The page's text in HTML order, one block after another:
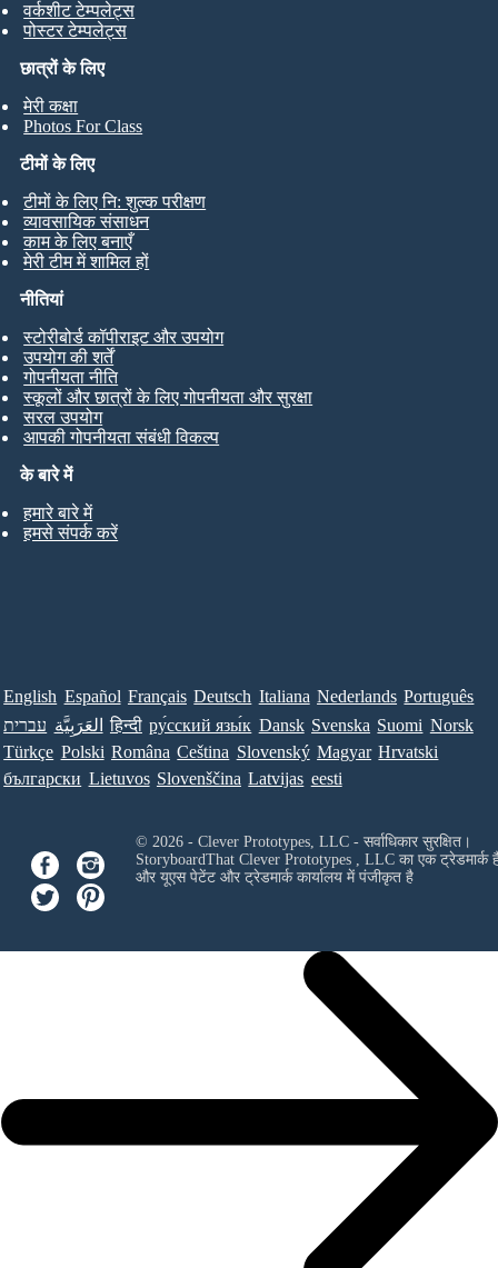
छात्रों के लिए
मेरी कक्षा
Photos For Class
वर्कशीट टेम्पलेट्स
पोस्टर टेम्पलेट्स
टीमों के लिए
टीमों के लिए नि: शुल्क परीक्षण
व्यावसायिक संसाधन
काम के लिए बनाएँ
मेरी टीम में शामिल हों
के बारे में
हमारे बारे में
हमसे संपर्क करें
नीतियां
स्टोरीबोर्ड कॉपीराइट और उपयोग
उपयोग की शर्तें
गोपनीयता नीति
स्कूलों और छात्रों के लिए गोपनीयता और सुरक्षा
सरल उपयोग
आपकी गोपनीयता संबंधी विकल्प
English Español Français Deutsch Italiana Nederlands Português
עברית العَرَبِيَّة हिन्दी ру́сский язы́к Dansk Svenska Suomi Norsk
Türkçe Polski Româna Ceština Slovenský Magyar Hrvatski
български Lietuvos Slovenščina Latvijas eesti
© 2026 - Clever Prototypes, LLC - सर्वाधिकार सुरक्षित।
StoryboardThat Clever Prototypes , LLCका एक ट्रेडमार्क
और यूएस पेटेंट और ट्रेडमार्क कार्यालय में पंजीकृत है